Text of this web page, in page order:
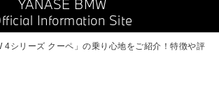
YANASE BMW
Information Site
4シリーズ クーペ」の乗り心地をご紹介！特徴や評